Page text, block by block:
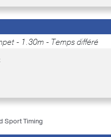
- 1.30m - Temps différé
Sport Timing